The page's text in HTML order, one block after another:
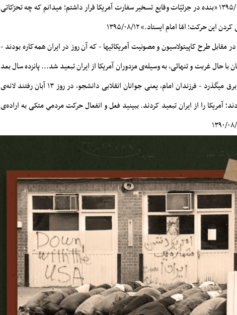
از ابتکار، و از حرکت بازمیدارد.» ۱۳۹۵/۰۸/۱۲ «بنده در جزئیّات وقایع تسخیر سفارت آمریکا قرار داشتم؛ میدانم که چه تحرّکاتی
حرکت؛ امّا امام ایستاد.» ۱۳۹۵/۰۸/۱۲
در مقابل طرح کاپیتولاسیون و مصونیت آمریکائیها - که آن روز در ایران همه‌کاره بودند -
و به خاطر این اعتراض، روز ۱۳ آبان با حال غربت و تنهائی، به وسیله‌ی مزدوران آمریکا از ایران تبعید شد... پانزده سال بعد
- پانزده سال، زمان زیادی نیست؛ مثل برق میگذرد - فرزندان امام، یعنی جوانان انقلابی دانشجو، در روز ۱۳ آبان رفتند لانه‌ی
آمریکا را از ایران تبعید کردند. ببینید فعل و انفعال حرکت مردمىِ متکی به اراده‌ی
۰۸/۱۱